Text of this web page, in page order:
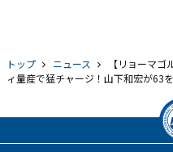
トップ ニュース
【リョーマ
ィ量産で猛チャージ！山下和宏が63